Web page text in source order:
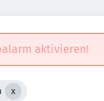
aktivieren!